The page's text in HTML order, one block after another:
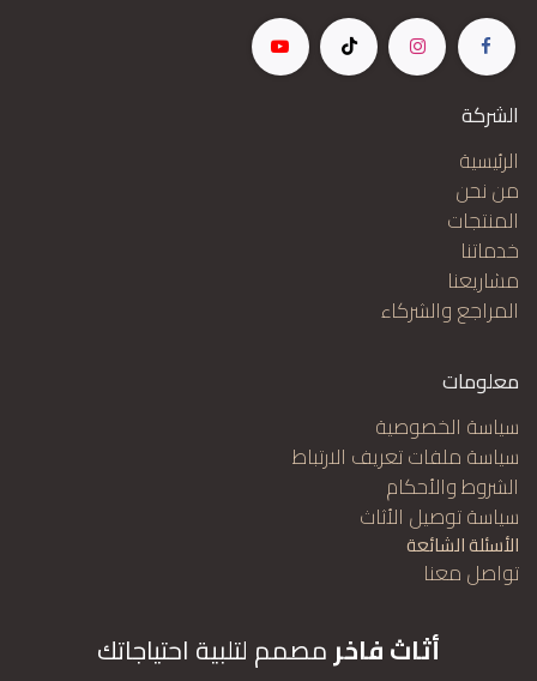
الشركة
الرئيسية
من نحن
المنتجات
خدماتنا
مشاريعنا
المراجع والشركاء
معلومات
سياسة الخصوصية
سياسة ملفات تعريف الارتباط
الشروط والأحكام
سياسة توصيل الأثاث
الأسئلة الشائعة
تواصل معنا
أثاث فاخر​مصمم لتلبية احتياجاتك